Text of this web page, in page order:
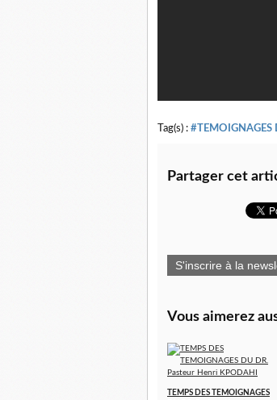
Tag(s) : #TEMOIGNAGES
Partager cet
S'inscrire à la
Vous aimerez
TEMPS DES TEMOIGNAGES